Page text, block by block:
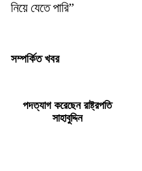
নিয়ে যেতে পারি”
সম্পর্কিত খবর
পদত্যাগ করেছেন রাষ্ট্রপতি
সাহাবুদ্দিন